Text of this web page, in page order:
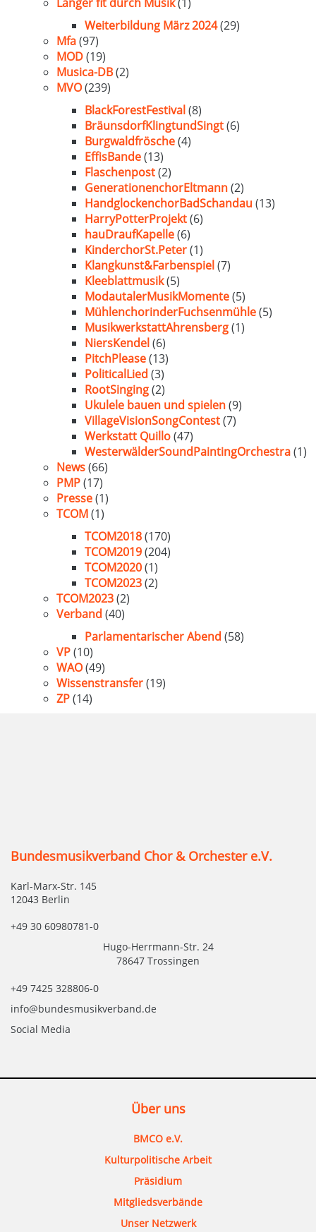
Weiterbildung März 2024(29)
Mfa(97)
MOD(19)
Musica-DB(2)
MVO(239)
BlackForestFestival(8)
BräunsdorfKlingtundSingt(6)
Burgwaldfrösche(4)
EffisBande(13)
Flaschenpost(2)
GenerationenchorEltmann(2)
HandglockenchorBadSchandau(13)
HarryPotterProjekt(6)
hauDraufKapelle(6)
KinderchorSt.Peter(1)
Klangkunst&Farbenspiel(7)
Kleeblattmusik(5)
ModautalerMusikMomente(5)
MühlenchorinderFuchsenmühle(5)
MusikwerkstattAhrensberg(1)
NiersKendel(6)
PitchPlease(13)
PoliticalLied (3)
RootSinging(2)
Ukulele bauen und spielen(9)
VillageVisionSongContest(7)
Werkstatt Quillo(47)
WesterwälderSoundPaintingOrchestra(1)
News(66)
PMP(17)
Presse(1)
TCOM(1)
TCOM2018(170)
TCOM2019(204)
TCOM2020(1)
TCOM2023(2)
TCOM2023(2)
Verband (40)
Parlamentarischer Abend (58)
VP(10)
WAO(49)
Wissenstransfer(19)
ZP(14)
Bundesmusikverband Chor & Orchester e.V.
Karl-Marx-Str. 145
12043 Berlin
+49 30 60980781-0
Hugo-Herrmann-Str. 24
78647 Trossingen
+49 7425 328806-0
info@bundesmusikverband.de
Social Media
Über uns
BMCO e.V.
Kulturpolitische Arbeit
Präsidium
Mitgliedsverbände
Unser Netzwerk